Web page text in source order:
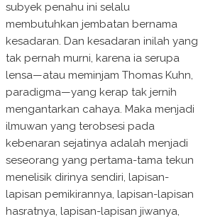
subyek penahu ini selalu
membutuhkan jembatan bernama
kesadaran. Dan kesadaran inilah yang
tak pernah murni, karena ia serupa
lensa—atau meminjam Thomas Kuhn,
paradigma—yang kerap tak jernih
mengantarkan cahaya. Maka menjadi
ilmuwan yang terobsesi pada
kebenaran sejatinya adalah menjadi
seseorang yang pertama-tama tekun
menelisik dirinya sendiri, lapisan-
lapisan pemikirannya, lapisan-lapisan
hasratnya, lapisan-lapisan jiwanya,